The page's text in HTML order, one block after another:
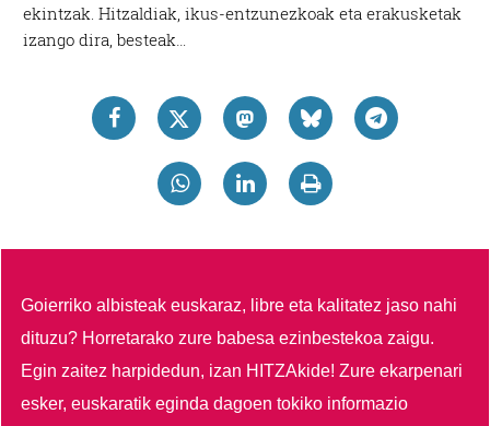
ekintzak. Hitzaldiak, ikus-entzunezkoak eta erakusketak
izango dira, besteak…
Goierriko albisteak euskaraz, libre eta kalitatez jaso nahi
dituzu? Horretarako zure babesa ezinbestekoa zaigu.
Egin zaitez harpidedun, izan HITZAkide!Zure ekarpenari
esker, euskaratik eginda dagoen tokiko informazio